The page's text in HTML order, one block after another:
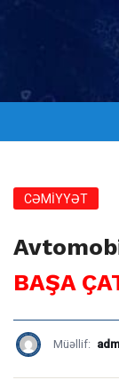
CƏMİYYƏT
BAŞA
Müəllif: